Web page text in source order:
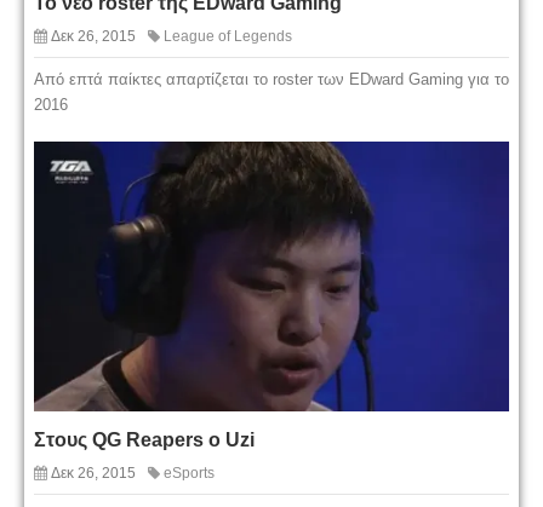
Δεκ 26, 2015 League of Legends
Από επτά παίκτες απαρτίζεται το roster των EDward Gaming για το
2016
Στους QG Reapers ο Uzi
Δεκ 26, 2015 eSports